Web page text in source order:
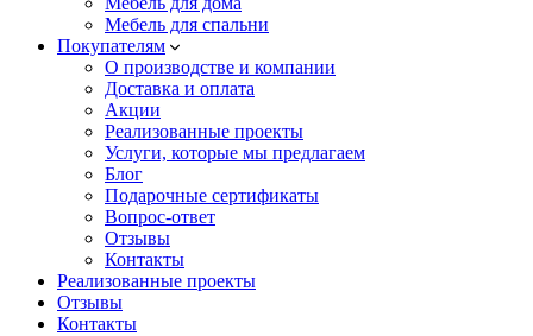
Мебель для спальни
Покупателям
О производстве и компании
Доставка и оплата
Акции
Реализованные проекты
Услуги, которые мы предлагаем
Блог
Подарочные сертификаты
Вопрос-ответ
Отзывы
Контакты
Реализованные проекты
Отзывы
Контакты